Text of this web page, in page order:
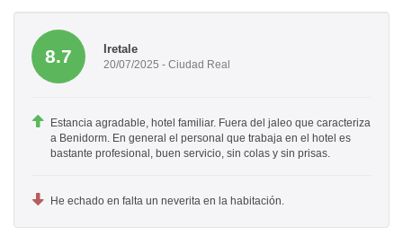
8.7 Iretale
20/07/2025 - Ciudad Real
Estancia agradable, hotel familiar. Fuera del jaleo que caracteriza
a Benidorm. En general el personal que trabaja en el hotel es
bastante profesional, buen servicio, sin colas y sin prisas.
He echado en falta un neverita en la habitación.